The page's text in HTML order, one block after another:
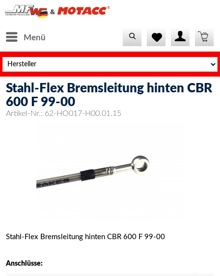
Menü
Stahl-Flex Bremsleitung hinten CBR
600 F 99-00
Artikel-Nr.: 62-HO017-H00.01.15
Stahl-Flex Bremsleitung hinten CBR 600 F 99-00
Anschlüsse: